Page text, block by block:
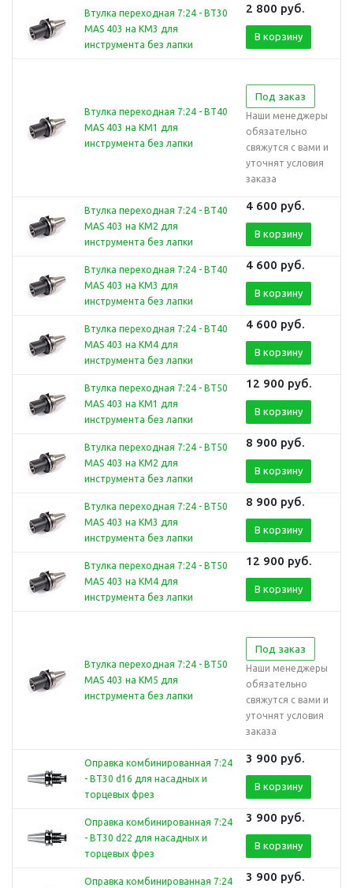
Втулка переходная 7:24 - BT30
MAS 403 на КМ3 для
инструмента без лапки
2 800 руб.
В корзину
Втулка переходная 7:24 - BT40
MAS 403 на КМ1 для
инструмента без лапки
Под заказ
Наши менеджеры
обязательно
свяжутся с вами и
уточнят условия
заказа
Втулка переходная 7:24 - BT40
MAS 403 на КМ2 для
инструмента без лапки
4 600 руб.
В корзину
Втулка переходная 7:24 - BT40
MAS 403 на КМ3 для
инструмента без лапки
4 600 руб.
В корзину
Втулка переходная 7:24 - BT40
MAS 403 на КМ4 для
инструмента без лапки
4 600 руб.
В корзину
Втулка переходная 7:24 - BT50
MAS 403 на КМ1 для
инструмента без лапки
12 900 руб.
В корзину
Втулка переходная 7:24 - BT50
MAS 403 на КМ2 для
инструмента без лапки
8 900 руб.
В корзину
Втулка переходная 7:24 - BT50
MAS 403 на КМ3 для
инструмента без лапки
8 900 руб.
В корзину
Втулка переходная 7:24 - BT50
MAS 403 на КМ4 для
инструмента без лапки
12 900 руб.
В корзину
Втулка переходная 7:24 - BT50
MAS 403 на КМ5 для
инструмента без лапки
Под заказ
Наши менеджеры
обязательно
свяжутся с вами и
уточнят условия
заказа
Оправка комбинированная 7:24
- BT30 d16 для насадных и
торцевых фрез
3 900 руб.
В корзину
Оправка комбинированная 7:24
- BT30 d22 для насадных и
торцевых фрез
3 900 руб.
В корзину
Оправка комбинированная 7:24
3 900 руб.